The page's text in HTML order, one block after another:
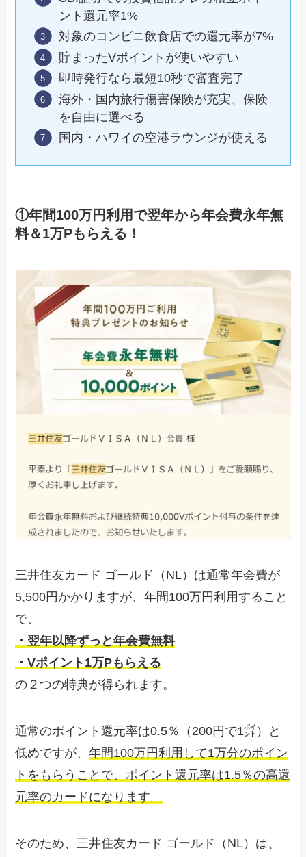
ント還元率1%
対象のコンビニ飲食店での還元率が7%
貯まったVポイントが使いやすい
即時発行なら最短10秒で審査完了
海外・国内旅行傷害保険が充実、保険
を自由に選べる
国内・ハワイの空港ラウンジが使える
①年間100万円利用で翌年から年会費永年無
料＆1万Pもらえる！
三井住友カード ゴールド（NL）は通常年会費が
5,500円かかりますが、年間100万円利用すること
で、
・翌年以降ずっと年会費無料
・Vポイント1万Pもらえる
の２つの特典が得られます。
通常のポイント還元率は0.5％（200円で1㌽）と
低めですが、年間100万円利用して1万分のポイン
トをもらうことで、ポイント還元率は1.5％の高還
元率のカードになります。
そのため、三井住友カード ゴールド（NL）は、